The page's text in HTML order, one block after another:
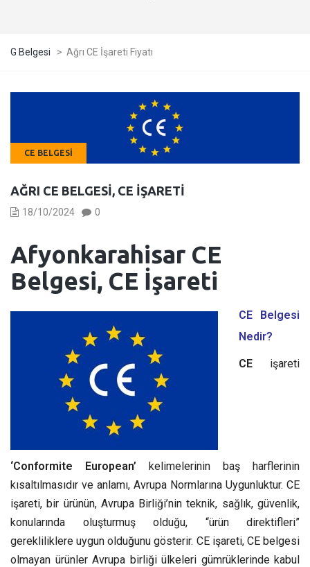
G Belgesi > Ağrı CE İşareti Fiyatı
CE BELGESI
AĞRI CE BELGESI, CE İŞARETI
18/10/2024 0
Afyonkarahisar CE
Belgesi, CE İşareti
CE Belgesi
Nedir?
CE işareti
‘Conformite European’ kelimelerinin baş harflerinin
kısaltılmasıdır ve anlamı, Avrupa Normlarına Uygunluktur. CE
işareti, bir ürünün, Avrupa Birliği’nin teknik, sağlık, güvenlik,
konularında oluşturmuş olduğu, “ürün direktifleri”
gerekliliklere uygun olduğunu gösterir. CE işareti, CE belgesi
olmayan ürünler Avrupa birliği ülkeleri gümrüklerinde kabul